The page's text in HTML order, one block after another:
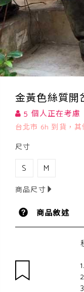
金黃色絲質開
5 個人正在考慮
台北市 6h 到貨，
尺寸
S M
商品尺寸
商品敘述